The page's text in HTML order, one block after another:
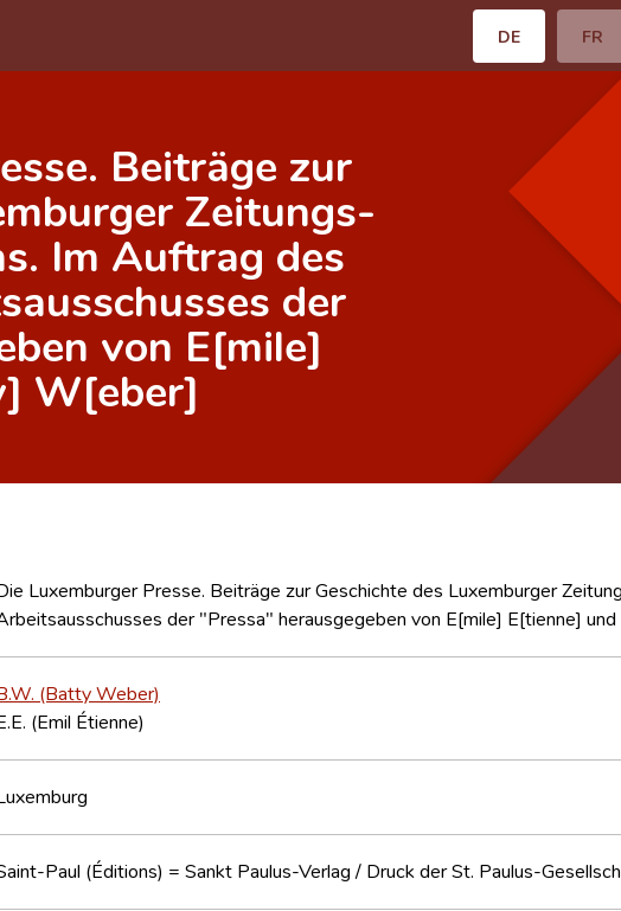
DE FR
Beiträge zur
Zeitungs-
Im Auftrag des
der
von E[mile]
W[eber]
Luxemburger Presse. Beiträge zur Geschichte des Luxemburger
der "Pressa" herausgegeben von E[mile] E[tienne]
(Batty Weber)
(Emil Étienne)
Paul (Éditions) = Sankt Paulus-Verlag / Druck der St. Paulus-